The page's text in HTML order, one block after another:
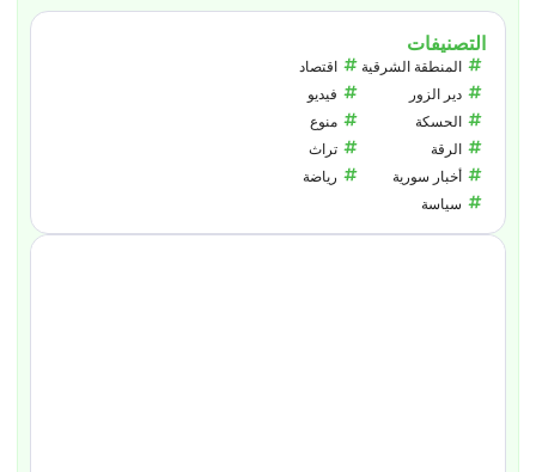
التصنيفات
المنطقة الشرقية
دير الزور
الحسكة
الرقة
أخبار سورية
سياسة
اقتصاد
فيديو
منوع
تراث
رياضة